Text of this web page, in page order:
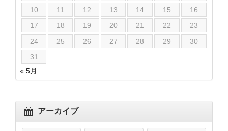
10
11 12 13 14 15
16
17
18 19 20 21 22
23
24
25 26 27 28 29
30
31
« 5月
アーカイブ